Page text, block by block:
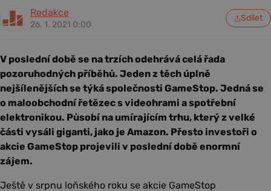
Redakce
26. 1. 2021 0:00
Sdílet
V poslední době se na trzích odehrává celá řada
pozoruhodných příběhů. Jeden z těch úplně
nejšílenějších se týká společnosti GameStop. Jedná se
o maloobchodní řetězec s videohrami a spotřební
elektronikou. Působí na umírajícím trhu, který z velké
části vysáli giganti, jako je Amazon. Přesto investoři o
akcie GameStop projevili v poslední době enormní
zájem.
Ještě v srpnu loňského roku se akcie GameStop